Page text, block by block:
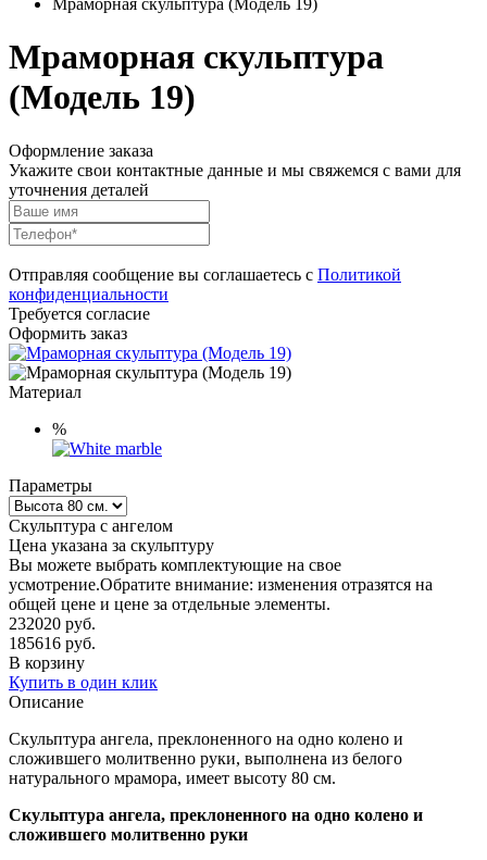
Мраморная скульптура (Модель 19)
Мраморная скульптура
(Модель 19)
Оформление заказа
Укажите свои контактные данные и мы свяжемся с вами для
уточнения деталей
Отправляя сообщение вы соглашаетесь с Политикой
конфиденциальности
Требуется согласие
Оформить заказ
Материал
%
Параметры
Скульптура с ангелом
Цена указана за скульптуру
Вы можете выбрать комплектующие на свое
усмотрение.Обратите внимание: изменения отразятся на
общей цене и цене за отдельные элементы.
232020 руб.
185616 руб.
В корзину
Купить в один клик
Описание
Скульптура ангела, преклоненного на одно колено и
сложившего молитвенно руки, выполнена из белого
натурального мрамора, имеет высоту 80 см.
Скульптура ангела, преклоненного на одно колено и
сложившего молитвенно руки